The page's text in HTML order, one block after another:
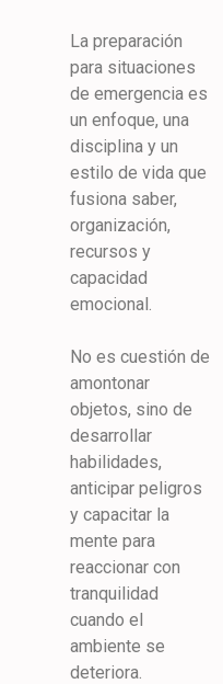
La preparación
para situaciones
de emergencia es
un enfoque, una
disciplina y un
estilo de vida que
fusiona saber,
organización,
recursos y
capacidad
emocional.
No es cuestión de
amontonar
objetos, sino de
desarrollar
habilidades,
anticipar peligros
y capacitar la
mente para
reaccionar con
tranquilidad
cuando el
ambiente se
deteriora.